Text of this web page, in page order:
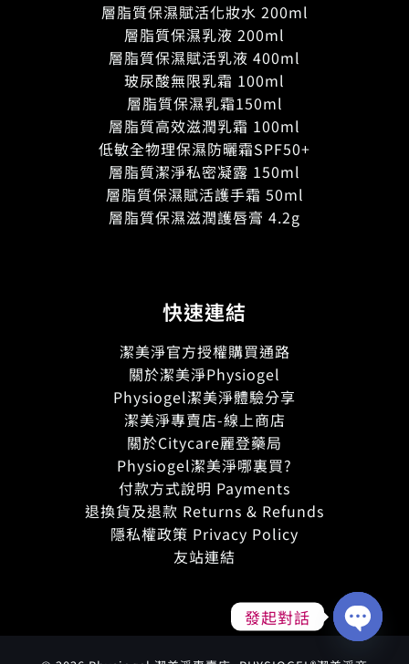
層脂質保濕賦活化妝水 200ml
層脂質保濕乳液 200ml
層脂質保濕賦活乳液 400ml
玻尿酸無限乳霜 100ml
層脂質保濕乳霜150ml
層脂質高效滋潤乳霜 100ml
低敏全物理保濕防曬霜SPF50+
層脂質潔淨私密凝露 150ml
層脂質保濕賦活護手霜 50ml
層脂質保濕滋潤護唇膏 4.2g
快速連結
潔美淨官方授權購買通路
關於潔美淨Physiogel
Physiogel潔美淨體驗分享
潔美淨專賣店-線上商店
關於Citycare麗登藥局
Physiogel潔美淨哪裏買?
付款方式說明 Payments
退換貨及退款 Returns & Refunds
隱私權政策 Privacy Policy
友站連結
發起對話
Open
chaty